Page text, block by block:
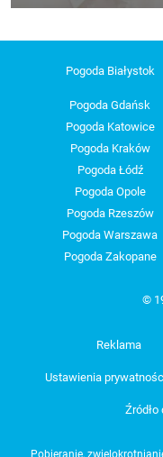
Pogoda Białystok
Pogoda Gdańsk
Pogoda Katowice
Pogoda Kraków
Pogoda Łódź
Pogoda Opole
Pogoda Rzeszów
Pogoda Warszawa
Pogoda Zakopane
©
Reklama
Ustawienia
Źródło
Pobieranie,